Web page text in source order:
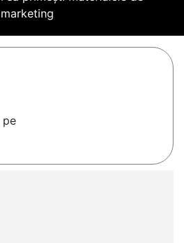
marketing
pe